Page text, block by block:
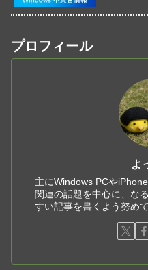
プロフィール
よ
主にWindows PCや
関連の話題を中心に、な
すい記事を書くよう努めて